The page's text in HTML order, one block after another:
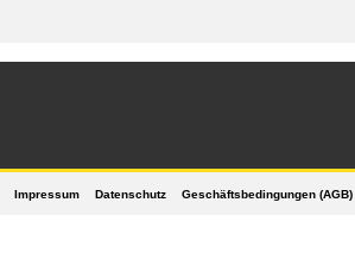
Impressum Datenschutz Geschäftsbedingungen (AGB)